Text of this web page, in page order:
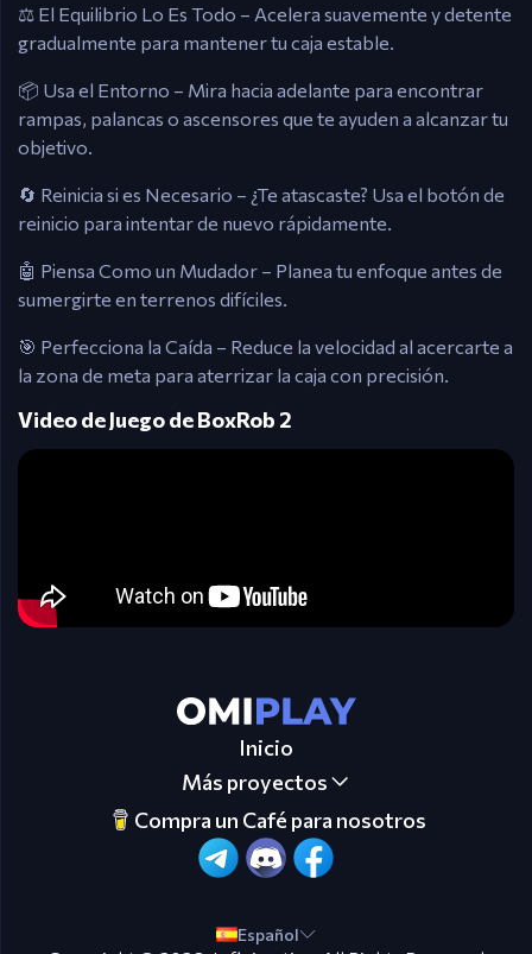
⚖️ El Equilibrio Lo Es Todo – Acelera suavemente y detente
gradualmente para mantener tu caja estable.
📦 Usa el Entorno – Mira hacia adelante para encontrar
rampas, palancas o ascensores que te ayuden a alcanzar tu
objetivo.
🔄 Reinicia si es Necesario – ¿Te atascaste? Usa el botón de
reinicio para intentar de nuevo rápidamente.
🤖 Piensa Como un Mudador – Planea tu enfoque antes de
sumergirte en terrenos difíciles.
🎯 Perfecciona la Caída – Reduce la velocidad al acercarte a
la zona de meta para aterrizar la caja con precisión.
Video de Juego de BoxRob 2
Inicio
Más proyectos
Compra un Café para nosotros
Español